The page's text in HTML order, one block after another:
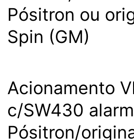
Pósitron ou
Spin (GM)
Acionamento
c/SW430
Pósitron/